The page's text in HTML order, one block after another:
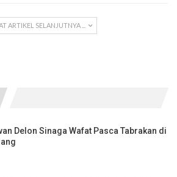
ARTIKEL SELANJUTNYA ...
Delon Sinaga Wafat Pasca Tabrakan di